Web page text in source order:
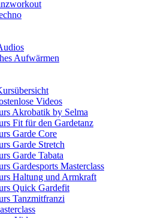
Aufwärmen
Videos
Akrobatik by Selma
Fit für den Gardetanz
Garde Core
Garde Stretch
Garde Tabata
Gardesports Masterclass
Haltung und Armkraft
Quick Gardefit
Tanzmitfranzi